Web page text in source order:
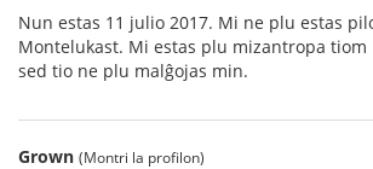
Nun estas 11 julio 2017. Mi ne plu estas
Montelukast. Mi estas plu mizantropa tiom
sed tio ne plu malĝojas min.
Grown (Montri la profilon)